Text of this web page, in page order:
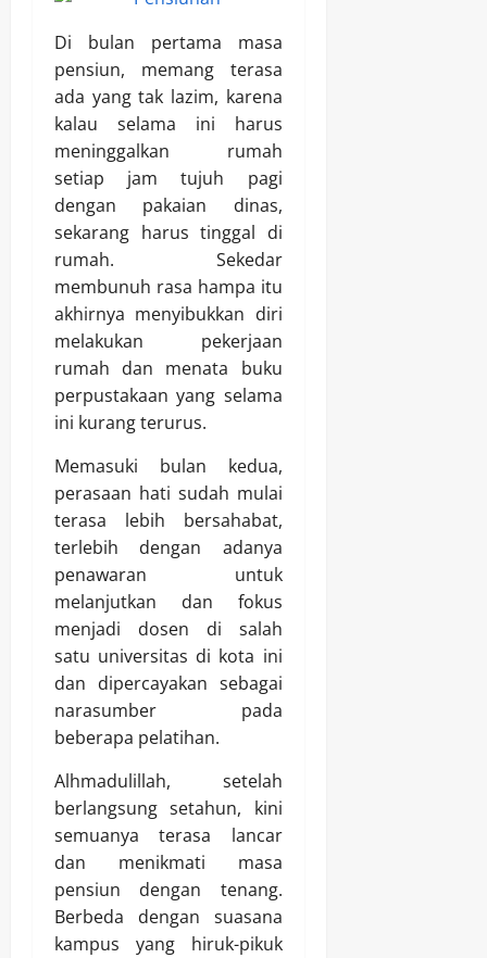
Di bulan pertama masa
pensiun, memang terasa
ada yang tak lazim, karena
kalau selama ini harus
meninggalkan rumah
setiap jam tujuh pagi
dengan pakaian dinas,
sekarang harus tinggal di
rumah. Sekedar
membunuh rasa hampa itu
akhirnya menyibukkan diri
melakukan pekerjaan
rumah dan menata buku
perpustakaan yang selama
ini kurang terurus.
Memasuki bulan kedua,
perasaan hati sudah mulai
terasa lebih bersahabat,
terlebih dengan adanya
penawaran untuk
melanjutkan dan fokus
menjadi dosen di salah
satu universitas di kota ini
dan dipercayakan sebagai
narasumber pada
beberapa pelatihan.
Alhmadulillah, setelah
berlangsung setahun, kini
semuanya terasa lancar
dan menikmati masa
pensiun dengan tenang.
Berbeda dengan suasana
kampus yang hiruk-pikuk